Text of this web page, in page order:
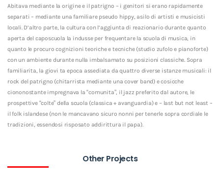
Abitava mediante la origine e il patrigno – i genitori si erano rapidamente
separati – mediante una familiare pseudo hippy, asilo di artisti e musicisti
locali. D’altro parte, la cultura con l’aggiunta di reazionario durante quanto
aperta del caposcuola la indusse per frequentare la scuola di musica, in
quanto le procuro cognizioni teoriche e tecniche (studio zufolo e pianoforte)
con un ambiente durante nulla imbalsamato su posizioni classiche. Sopra
familiarita, la giovi ta epoca assediata da quattro diverse istanze musicali: il
rock del patrigno (chitarrista mediante una cover band) e cosicche
ciononostante impregnava la “comunita”, il jazz preferito dal autore, le
prospettive “colte” della scuola (classica + avanguardia) e – last but not least –
il folk islandese (non le mancavano sicuro nonni per tenerle sopra cordiale le
tradizioni, essendosi risposato addirittura il papa).
Other Projects